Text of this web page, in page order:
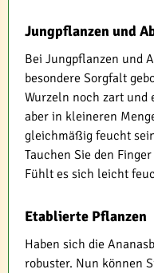
Jungpflanzen und
Bei Jungpflanzen und
besondere Sorgfalt
Wurzeln noch zart und
aber in kleineren
gleichmäßig feucht
Tauchen Sie den
Fühlt es sich leicht
Etablierte Pflanzen
Haben sich die
robuster. Nun können